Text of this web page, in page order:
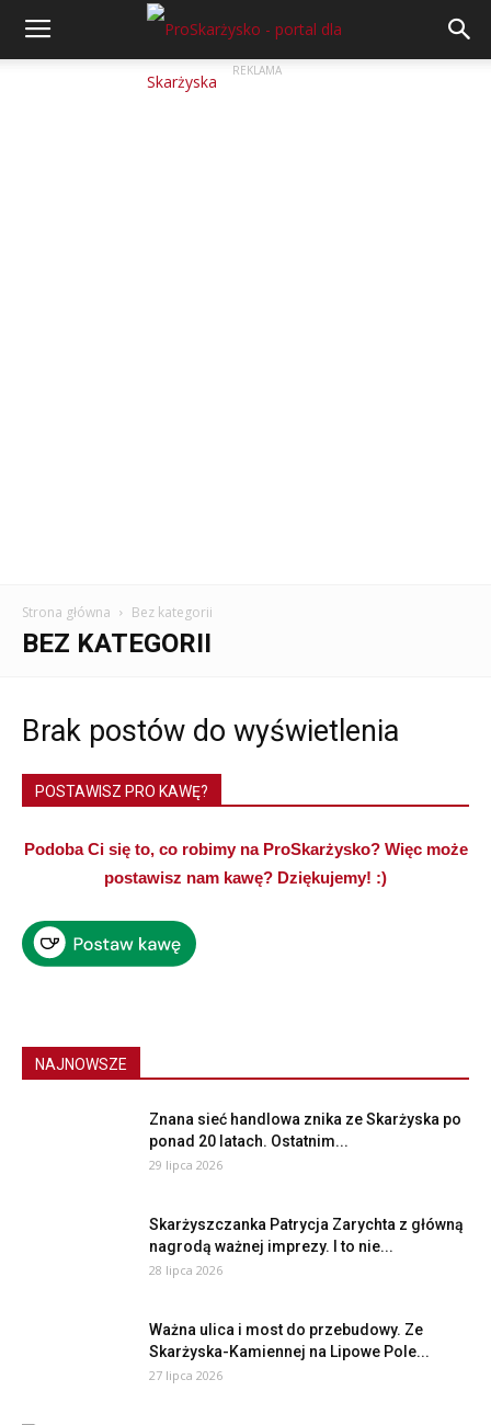
REKLAMA
Strona główna Bez kategorii
BEZ KATEGORII
Brak postów do wyświetlenia
POSTAWISZ PRO KAWĘ?
Podoba Ci się to, co robimy na ProSkarżysko? Więc może
postawisz nam kawę? Dziękujemy! :)
NAJNOWSZE
Znana sieć handlowa znika ze Skarżyska po
ponad 20 latach. Ostatnim...
29 lipca 2026
Skarżyszczanka Patrycja Zarychta z główną
nagrodą ważnej imprezy. I to nie...
28 lipca 2026
Ważna ulica i most do przebudowy. Ze
Skarżyska-Kamiennej na Lipowe Pole...
27 lipca 2026